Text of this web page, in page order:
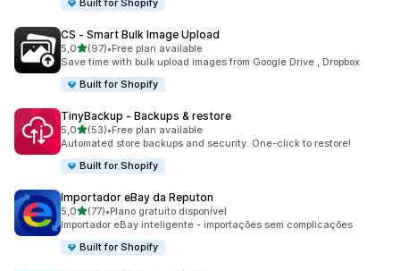
Built for Shopify
CS ‑ Smart Bulk Image Upload
5,0de 5 estrelas
(97)
97 total de avaliações
•Free plan available
Save time with bulk upload images from Google Drive , Dropbox
Built for Shopify
TinyBackup ‑ Backups & restore
5,0de 5 estrelas
(53)
53 total de avaliações
•Free plan available
Automated store backups and security. One-click to restore!
Built for Shopify
Importador eBay da Reputon
5,0de 5 estrelas
(77)
77 total de avaliações
•Plano gratuito disponível
Importador eBay inteligente - importações sem complicações
Built for Shopify